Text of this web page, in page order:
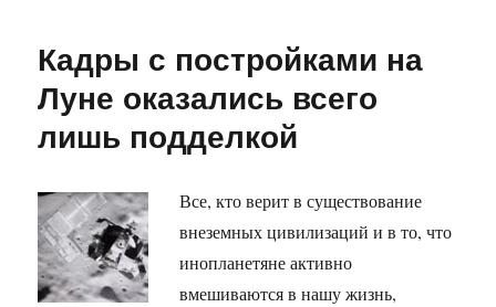
Кадры с постройками на
Луне оказались всего
лишь подделкой
Все, кто верит в существование
внеземных цивилизаций и в то, что
инопланетяне активно
вмешиваются в нашу жизнь,